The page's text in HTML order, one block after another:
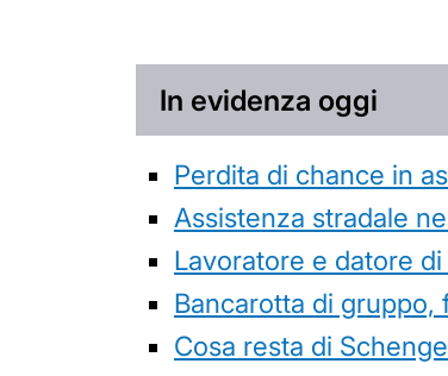
In evidenza oggi
Perdita di chance in
Assistenza stradale
Lavoratore e datore
Bancarotta di gruppo,
Cosa resta di